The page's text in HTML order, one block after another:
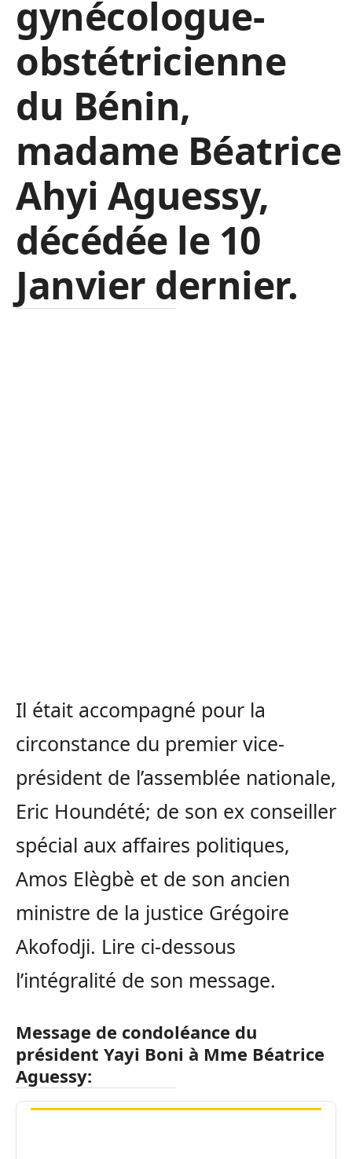
gynécologue-
obstétricienne
du Bénin,
madame Béatrice
Ahyi Aguessy,
décédée le 10
Janvier dernier.
Il était accompagné pour la
circonstance du premier vice-
président de l’assemblée nationale,
Eric Houndété; de son ex conseiller
spécial aux affaires politiques,
Amos Elègbè et de son ancien
ministre de la justice Grégoire
Akofodji. Lire ci-dessous
l’intégralité de son message.
Message de condoléance du
président Yayi Boni à Mme Béatrice
Aguessy: